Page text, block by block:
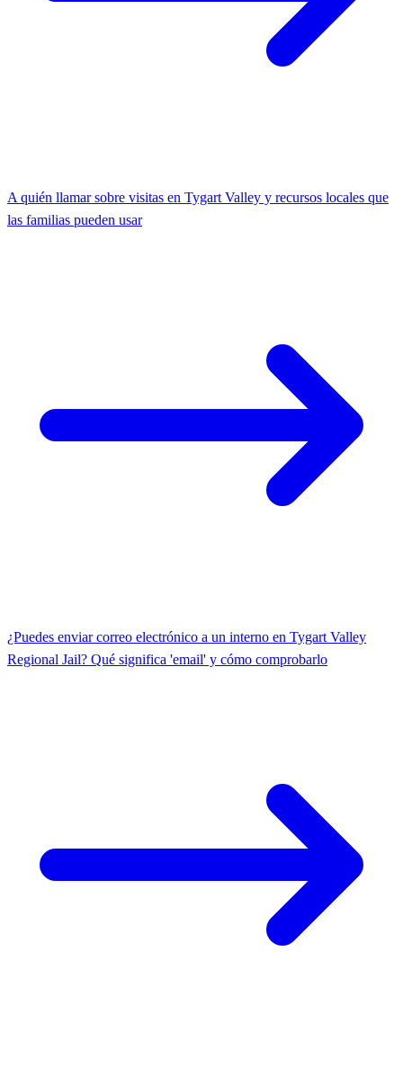
A quién llamar sobre visitas en Tygart Valley y recursos locales que
las familias pueden usar
¿Puedes enviar correo electrónico a un interno en Tygart Valley
Regional Jail? Qué significa 'email' y cómo comprobarlo